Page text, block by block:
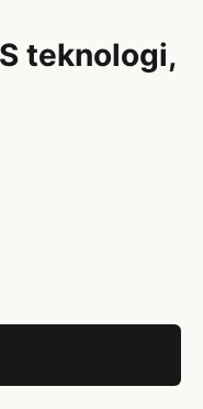
teknologi,